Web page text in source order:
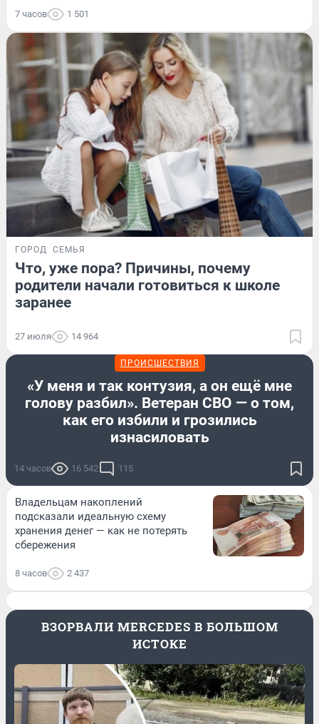
7 часов 1 501
ГОРОД СЕМЬЯ
Что, уже пора? Причины, почему
родители начали готовиться к школе
заранее
27 июля 14 964
ПРОИСШЕСТВИЯ
«У меня и так контузия, а он ещё мне
голову разбил». Ветеран СВО — о том,
как его избили и грозились
изнасиловать
14 часов 16 542 115
Владельцам накоплений
подсказали идеальную схему
хранения денег — как не потерять
сбережения
8 часов 2 437
ВЗОРВАЛИ MERCEDES В БОЛЬШОМ
ИСТОКЕ